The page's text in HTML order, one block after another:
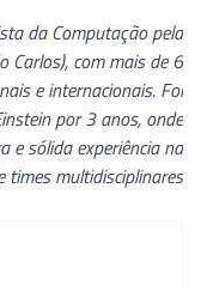
da Computação pela
Carlos), com mais de 6
e internacionais. Foi
por 3 anos, onde
e sólida experiência na
times multidisciplinares